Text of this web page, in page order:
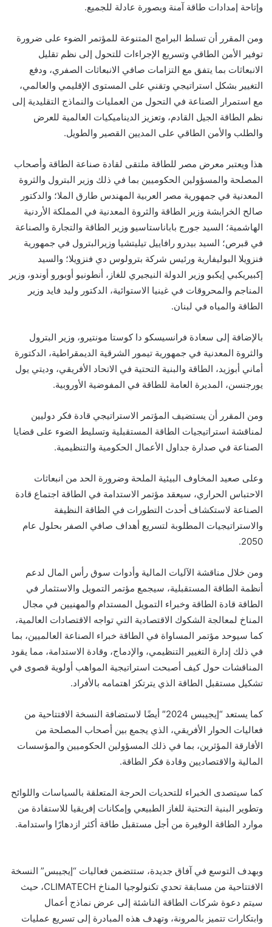
وإتاحة إمدادات طاقة آمنة وبصورة عادلة للجميع.
ومن المقرر أن تسلط البرامج المتنوعة للمؤتمر الضوء على ضرورة
توفير الأمن الطاقي وتسريع الإجراءات للتحول إلى نظم تقليل
الانبعاثات بما يتفق مع التزامات صافي الانبعاثات الصفري، ودفع
التغيير بشكل استراتيجي وتقني على المستوى الإقليمي والعالمي،
مع استمرار الصناعة في التحول من العمليات والنماذج التقليدية إلى
نظم الطاقة الجيل القادم، وتعزيز الديناميكيات العالمية للعرض
والطلب والأمن الطاقي على المديين القصير والطويل.
هذا ويعتبر معرض مصر للطاقة ملتقى لقادة صناعة الطاقة وأصحاب
المصلحة والمسؤولين الحكوميين بما في ذلك وزير البترول والثروة
المعدنية في جمهورية مصر العربية المهندس طارق الملا؛ والدكتور
صالح الخرابشة وزير الطاقة والثروة المعدنية في المملكة الأردنية
الهاشمية؛ السيد جورج باباناستاسيو وزير الطاقة والتجارة والصناعة
في قبرص؛ السيد بيدرو رافاييل تيليتشيا وزيرالبترول في جمهورية
فنزويلا البوليفارية ورئيس شركة بترولوس دي فنزويلا؛ والسيد
إكبيريكبي إيكبو وزير الدولة النيجيري للغاز، أنطونيو أوبورو أوندو، وزير
المناجم والمحروقات في غينيا الاستوائية، الدكتور وليد فايد وزير
الطاقة والمياه في لبنان.
بالإضافة إلى سعادة فرانسيسكو دا كوستا مونتيرو، وزير البترول
والثروة المعدنية في جمهورية تيمور الشرقية الديمقراطية، الدكتورة
أماني أبوزيد، الطاقة والبنية التحتية في الاتحاد الأفريقي، وديتي يول
يورجنسن، المديرة العامة للطاقة في المفوضية الأوروبية.
ومن المقرر أن يستضيف المؤتمر الاستراتيجي قادة فكر دوليين
لمناقشة استراتيجيات الطاقة المستقبلية وتسليط الضوء على قضايا
الصناعة في صدارة جداول الأعمال الحكومية والتنظيمية.
وعلى صعيد المخاوف البيئية الملحة وضرورة الحد من انبعاثات
الاحتباس الحراري، سيعقد مؤتمر الاستدامة في الطاقة اجتماع قادة
الصناعة لاستكشاف أحدث التطورات في الطاقة النظيفة
والاستراتيجيات المطلوبة لتسريع أهداف صافي الصفر بحلول عام
2050
.
ومن خلال مناقشة الآليات المالية وأدوات سوق رأس المال لدعم
أنظمة الطاقة المستقبلية، سيجمع مؤتمر التمويل والاستثمار في
الطاقة قادة الطاقة وخبراء التمويل المستدام والمهنيين في مجال
المناخ لمعالجة الشكوك الاقتصادية التي تواجه الاقتصادات العالمية،
كما سيوحد مؤتمر المساواة في الطاقة خبراء الصناعة العالميين، بما
في ذلك إدارة التغيير التنظيمي، والإدماج، وقادة الاستدامة، مما يقود
المناقشات حول كيف أصبحت استراتيجية المواهب أولوية قصوى في
تشكيل مستقبل الطاقة الذي يترتكز اهتمامه بالأفراد.
كما يستعد “إيجيبس
2024″ أيضًا لاستضافة النسخة الافتتاحية من
فعاليات الحوار الأفريقي، الذي يجمع بين أصحاب المصلحة من
الأفارقة المؤثرين، بما في ذلك المسؤولين الحكوميين والمؤسسات
المالية والاقتصاديين وقادة فكر الطاقة.
كما سيتصدى الخبراء للتحديات الحرجة المتعلقة بالسياسات واللوائح
وتطوير البنية التحتية للغاز الطبيعي وإمكانات إفريقيا للاستفادة من
موارد الطاقة الوفيرة من أجل مستقبل طاقة أكثر ازدهارًا واستدامة.
وبهدف التوسع في آفاق جديدة، ستتضمن فعاليات “إيجيبس” النسخة
الافتتاحية من مسابقة تحدي تكنولوجيا المناخ CLIMATECH، حيث
سيتم دعوة شركات الطاقة الناشئة إلى عرض نماذج أعمال
وابتكارات تتميز بالمرونة، وتهدف هذه المبادرة إلى تسريع عمليات